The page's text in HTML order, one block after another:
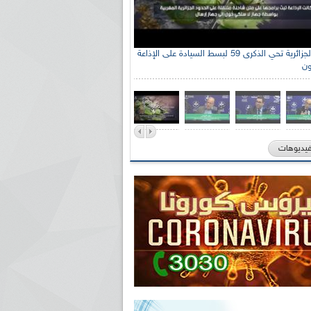
الإذاعة الجزائرية تحي الذكرى 59 لبسط السيادة على الإذاعة